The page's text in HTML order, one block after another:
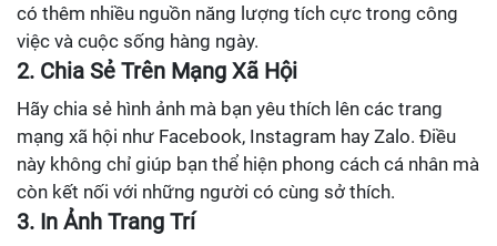
có thêm nhiều nguồn năng lượng tích cực trong công
việc và cuộc sống hàng ngày.
2. Chia Sẻ Trên Mạng Xã Hội
Hãy chia sẻ hình ảnh mà bạn yêu thích lên các trang
mạng xã hội như Facebook, Instagram hay Zalo. Điều
này không chỉ giúp bạn thể hiện phong cách cá nhân mà
còn kết nối với những người có cùng sở thích.
3. In Ảnh Trang Trí